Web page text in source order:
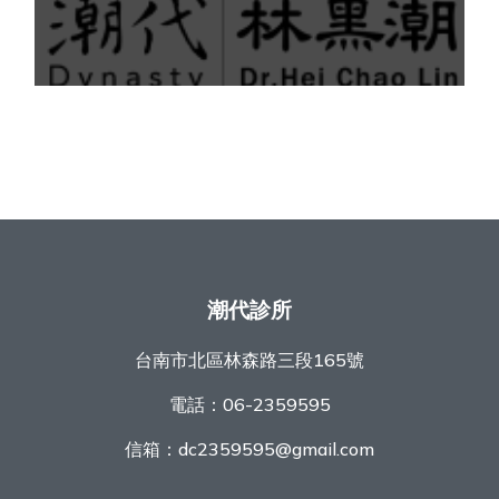
潮代診所
台南市北區林森路三段165號
電話： 06-2359595
信箱： dc2359595@gmail.com